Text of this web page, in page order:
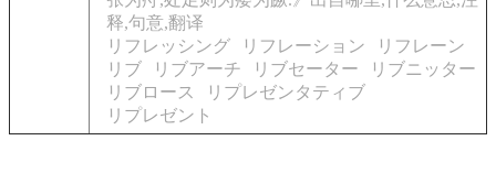
释,句意,翻译
リフレッシング
リフレーション
リフレーン
リブ
リブアーチ リブセーター
リブニッター
リブロース
リプレゼンタティブ
リプレゼント